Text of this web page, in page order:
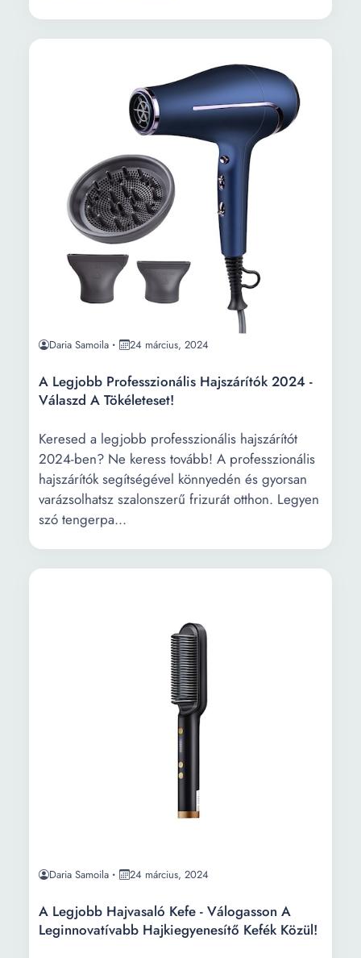
Daria Samoila 24 március, 2024
A Legjobb Professzionális Hajszárítók 2024 -
Válaszd A Tökéleteset!
Keresed a legjobb professzionális hajszárítót
2024-ben? Ne keress tovább! A professzionális
hajszárítók segítségével könnyedén és gyorsan
varázsolhatsz szalonszerű frizurát otthon. Legyen
szó tengerpa...
Daria Samoila 24 március, 2024
A Legjobb Hajvasaló Kefe - Válogasson A
Leginnovatívabb Hajkiegyenesítő Kefék Közül!